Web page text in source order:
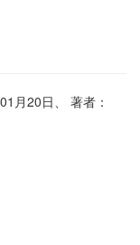
月20日、
著者：